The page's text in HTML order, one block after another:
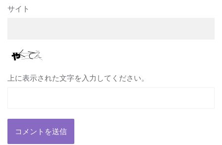
サイト
上に表示された文字を入力してください。